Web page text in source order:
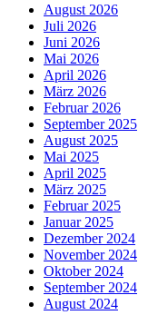
August 2026
Juli 2026
Juni 2026
Mai 2026
April 2026
März 2026
Februar 2026
September 2025
August 2025
Mai 2025
April 2025
März 2025
Februar 2025
Januar 2025
Dezember 2024
November 2024
Oktober 2024
September 2024
August 2024